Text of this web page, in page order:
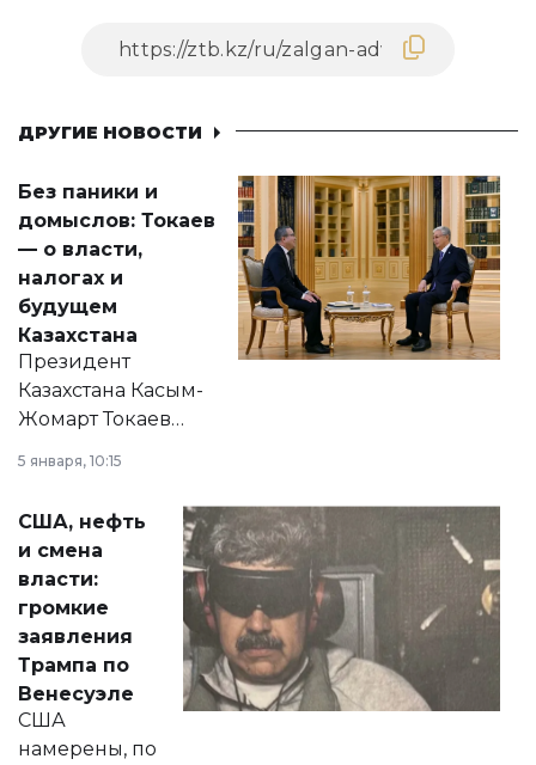
ДРУГИЕ НОВОСТИ
Без паники и
домыслов: Токаев
— о власти,
налогах и
будущем
Казахстана
Президент
Казахстана Касым-
Жомарт Токаев
сразу несколько
актуальных тем —
от слухов о
политических
реформах до
вопросов армии,
экономики и
личного здоровья.
5 января, 10:15
США, нефть
и смена
власти:
громкие
заявления
Трампа по
Венесуэле
США
намерены, по